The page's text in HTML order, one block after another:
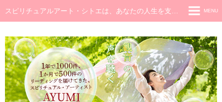
MENU
◆ごあいさつ
スピリチュアル・メッセージ
チャネラー養成講座